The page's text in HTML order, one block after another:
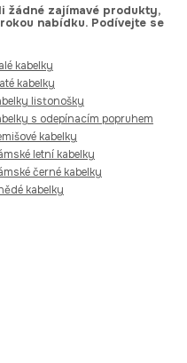
žádné zajímavé produkty,
nabídku. Podívejte se
kabelky
kabelky
listonošky
s odepínacím popruhem
kabelky
letní kabelky
černé kabelky
kabelky